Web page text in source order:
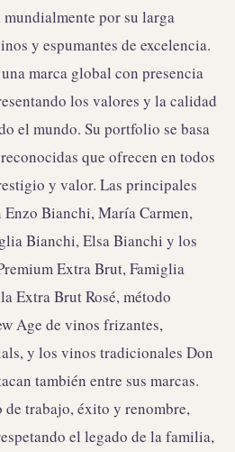
por su larga
y espumantes de excelencia.
marca global con presencia
los valores y la calidad
el mundo. Su portfolio se basa
que ofrecen en todos
y valor. Las principales
Enzo Bianchi, María Carmen,
Bianchi, Elsa Bianchi y los
Extra Brut, Famiglia
Extra Brut Rosé, método
Age de vinos frizantes,
y los vinos tradicionales Don
también entre sus marcas.
de trabajo, éxito y renombre,
el legado de la familia,